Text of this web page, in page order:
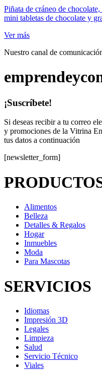
Piñata de cráneo de
mini tabletas de chocolate y
Ver más
Nuestro canal de
¡Suscríbete!
Si deseas recibir a tu correo
y promociones de la Vitrina
tus datos a continuación
[newsletter_form]
Alimentos
Belleza
Detalles & Regalos
Hogar
Inmuebles
Moda
Para Mascotas
SERVICIOS
Idiomas
Impresión 3D
Legales
Limpieza
Salud
Servicio Técnico
Viales